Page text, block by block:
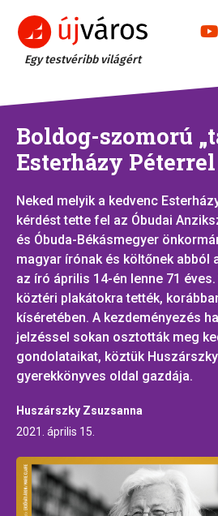
Egy testvéribb világért
Boldog-szomorú
Esterházy Péterrel
Neked melyik a kedvenc
kérdést tette fel az Óbudai
és Óbuda-Békásmegyer
magyar írónak és költőnek abból
az író április 14-én lenne 71
köztéri plakátokra tették,
kíséretében. A kezdeményezés
jelzéssel sokan osztották meg
gondolataikat, köztük
gyerekkönyves oldal gazdája.
Huszárszky Zsuzsanna
2021. április 15.